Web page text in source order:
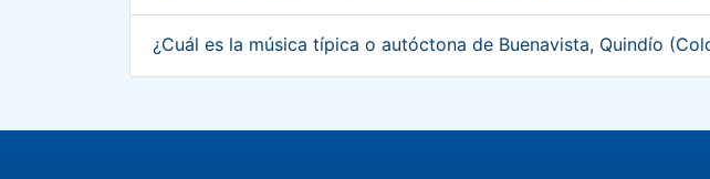
¿Cuál es la música típica o autóctona de Buenavista, Quindío